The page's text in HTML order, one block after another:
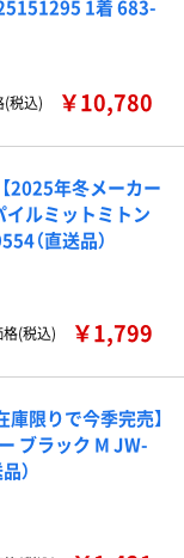
1着 683-
(税込)
￥10,780
2025年冬メーカー
イルミットミトン
（直送品）
(税込)
￥1,799
庫限りで今季完売】
ブラック M JW-
）